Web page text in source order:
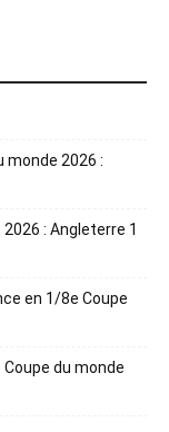
monde 2026 :
: Angleterre 1
en 1/8e Coupe
du monde